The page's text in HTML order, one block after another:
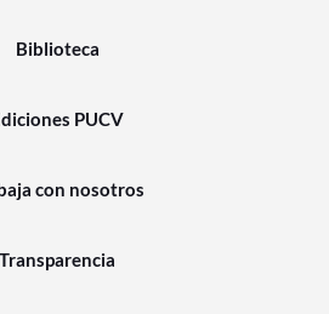
Biblioteca
PUCV
con nosotros
Transparencia